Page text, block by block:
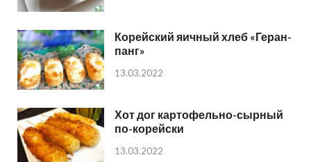
Корейский яичный хлеб «Геран-
панг»
13.03.2022
Хот дог картофельно-сырный
по-корейски
13.03.2022